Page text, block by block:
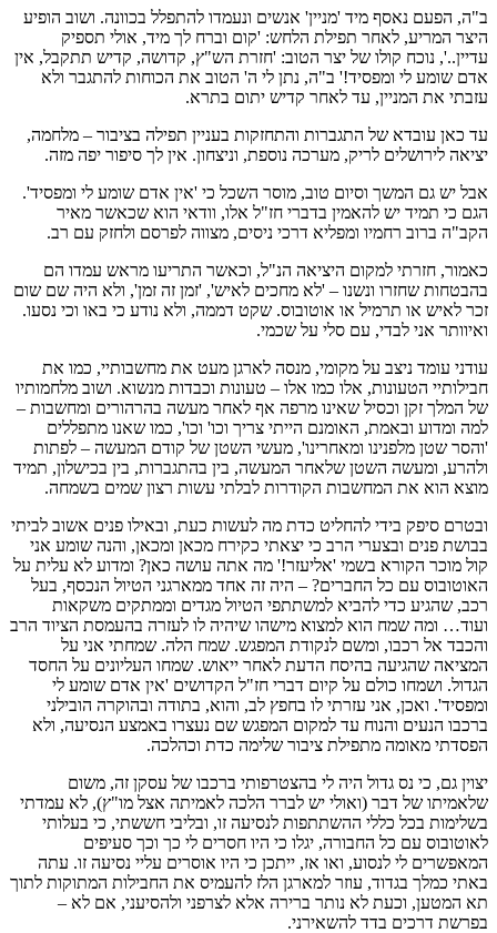
ב"ה, הפעם נאסף מיד 'מניין' אנשים ונעמדו להתפלל בכוונה. ושוב הופיע
היצר המריע, לאחר תפילת הלחש: 'קום וברח לך מיד, אולי תספיק
עדיין..', נוכח קולו של יצר הטוב: 'חזרת הש"ץ, קדושה, קדיש תתקבל, אין
אדם שומע לי ומפסיד!' ב"ה, נתן לי ה' הטוב את הכוחות להתגבר ולא
עזבתי את המניין, עד לאחר קדיש יתום בתרא.
עד כאן עובדא של התגברות והתחזקות בעניין תפילה בציבור – מלחמה,
יציאה לירושלים לריק, מערכה נוספת, וניצחון. אין לך סיפור יפה מזה.
אבל יש גם המשך וסיום טוב, מוסר השכל כי 'אין אדם שומע לי ומפסיד'.
הגם כי תמיד יש להאמין בדברי חז"ל אלו, וודאי הוא שכאשר מאיר
הקב"ה ברוב רחמיו ומפליא דרכי ניסים, מצווה לפרסם ולחזק עם רב.
כאמור, חזרתי למקום היציאה הנ"ל, וכאשר התריעו מראש עמדו הם
בהבטחות שחזרו ונשנו – 'לא מחכים לאיש', 'זמן זה זמן', ולא היה שם שום
זכר לאיש או תרמיל או אוטובוס. שקט דממה, ולא נודע כי באו וכי נסעו.
ואיוותר אני לבדי, עם סלי על שכמי.
עודני עומד ניצב על מקומי, מנסה לארגן מעט את מחשבותיי, כמו את
חבילותיי הטעונות, אלו כמו אלו – טעונות וכבדות מנשוא. ושוב מלחמותיו
של המלך זקן וכסיל שאינו מרפה אף לאחר מעשה בהרהורים ומחשבות –
למה ומדוע ובאמת, האומנם הייתי צריך וכו' וכו', כמו שאנו מתפללים
'והסר שטן מלפנינו ומאחרינו', מעשי השטן של קודם המעשה – לפתות
ולהרע, ומעשה השטן שלאחר המעשה, בין בהתגברות, בין בכישלון, תמיד
מוצא הוא את המחשבות הקודרות לבלתי עשות רצון שמים בשמחה.
ובטרם סיפק בידי להחליט כדת מה לעשות כעת, ובאילו פנים אשוב לביתי
בבושת פנים ובצערי הרב כי יצאתי כקירח מכאן ומכאן, והנה שומע אני
קול מוכר הקורא בשמי 'אליעזר!' מה אתה עושה כאן? ומדוע לא עלית על
האוטובוס עם כל החברים? – היה זה אחד ממארגני הטיול הנכסף, בעל
רכב, שהגיע כדי להביא למשתתפי הטיול מגדים וממתקים משקאות
ועוד… ומה שמח הוא למצוא מישהו שיהיה לו לעזרה בהעמסת הציוד הרב
והכבד אל רכבו, ומשם לנקודת המפגש. שמח הלה. שמחתי אני על
המציאה שהגיעה בהיסח הדעת לאחר ייאוש. שמחו העליונים על החסד
הגדול. ושמחו כולם על קיום דברי חז"ל הקדושים 'אין אדם שומע לי
ומפסיד'. ואכן, אני עזרתי לו בחפץ לב, והוא, בתודה ובהוקרה הובילני
ברכבו הנעים והנוח עד למקום המפגש שם נעצרו באמצע הנסיעה, ולא
הפסדתי מאומה מתפילת ציבור שלימה כדת וכהלכה.
יצוין גם, כי נס גדול היה לי בהצטרפותי ברכבו של עסקן זה, משום
שלאמיתו של דבר (ואולי יש לברר הלכה לאמיתה אצל מו"ץ), לא עמדתי
בשלימות בכל כללי ההשתתפות לנסיעה זו, ובליבי חששתי, כי בעלותי
לאוטובוס עם כל החבורה, יגלו כי היו חסרים לי כך וכך סעיפים
המאפשרים לי לנסוע, ואו אז, ייתכן כי היו אוסרים עליי נסיעה זו. עתה
באתי כמלך בגדוד, עוזר למארגן הלז להעמיס את החבילות המתוקות לתוך
תא המטען, וכעת לא נותר ברירה אלא לצרפני ולהסיעני, אם לא –
בפרשת דרכים בדד להשאירני.